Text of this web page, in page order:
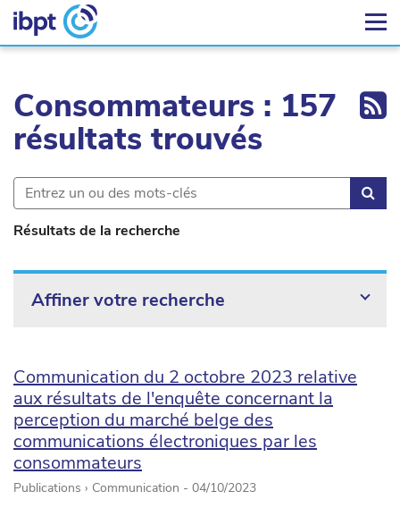
Consommateurs : 157
résultats trouvés
Résultats de la recherche
Affiner votre recherche
Communication du 2 octobre 2023 relative
aux résultats de l'enquête concernant la
perception du marché belge des
communications électroniques par les
consommateurs
Publications › Communication - 04/10/2023